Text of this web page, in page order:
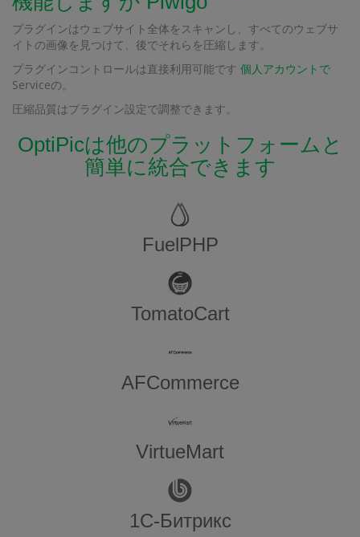
プラグインはウェブサイト全体をスキャンし、すべてのウェブサ
イトの画像を見つけて、後でそれらを圧縮します。
プラグインコントロールは直接利用可能です 個人アカウントで
Serviceの。
圧縮品質はプラグイン設定で調整できます。
OptiPicは他のプラットフォームと
簡単に統合できます
FuelPHP
TomatoCart
AFCommerce
VirtueMart
1С-Битрикс